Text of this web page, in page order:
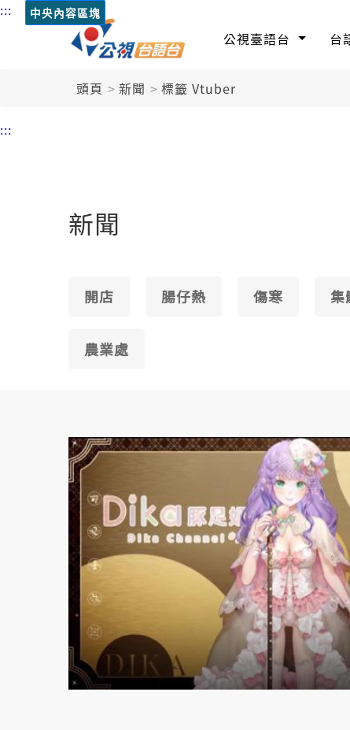
::: 中央內容區塊
公視臺語台 台
頭頁 新聞 標籤 Vtuber
:::
新聞
開店 腸仔熱 傷寒 集
農業處